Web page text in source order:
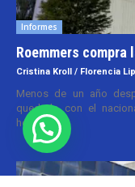
Informes
Roemmers
Cristina Kroll / Florencia
Menos de un año
quedado con el
holding....